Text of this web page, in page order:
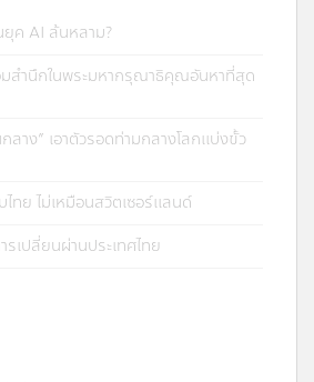
ยุค AI ล้นหลาม?
มสำนึกในพระมหากรุณาธิคุณอันหาที่สุด
ลาง” เอาตัวรอดท่ามกลางโลกแบ่งขั้ว
ทย ไม่เหมือนสวิตเซอร์แลนด์
เปลี่ยนผ่านประเทศไทย